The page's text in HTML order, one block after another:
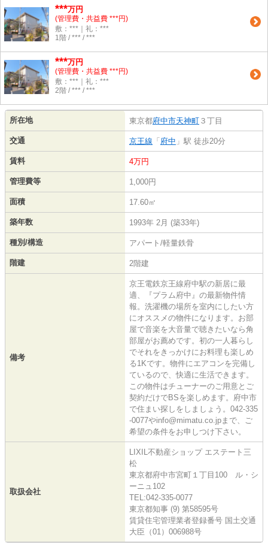
***万円
(管理費・共益費 ***円)
敷：***｜礼：***
1階 / *** / ***
***万円
(管理費・共益費 ***円)
敷：***｜礼：***
2階 / *** / ***
所在地 東京都府中市天神町 ３丁目
交通 京王線 「 府中 」駅 徒歩20分
賃料 4万円
管理費等 1,000円
面積 17.60㎡
築年数 1993年 2月 (築33年)
種別/構造 アパート/軽量鉄骨
階建 2階建
備考
京王電鉄京王線府中駅の新居に最
適、『プラム府中』の最新物件情
報。洗濯機の場所を室内にしたい方
にオススメの物件になります。お部
屋で音楽を大音量で聴きたいなら角
部屋がお薦めです。初の一人暮らし
でそれをきっかけにお料理も楽しめ
る1Kです。物件にエアコンを完備し
ているので、快適に生活できます。
この物件はチューナーのご用意とご
契約だけでBSを楽しめます。府中市
で住まい探しをしましょう。042-335
-0077やinfo@mimatu.co.jpまで、ご
希望の条件をお申しつけ下さい。
取扱会社
LIXIL不動産ショップ エステート三
松
東京都府中市宮町１丁目100 ル・シ
ーニュ102
TEL:042-335-0077
東京都知事 (9) 第58595号
賃貸住宅管理業者登録番号 国土交通
大臣（01）006988号